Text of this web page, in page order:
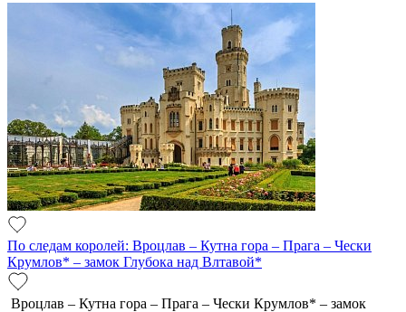
По следам королей: Вроцлав – Кутна гора – Прага – Чески
Крумлов* – замок Глубока над Влтавой*
Вроцлав – Кутна гора – Прага – Чески Крумлов* – замок